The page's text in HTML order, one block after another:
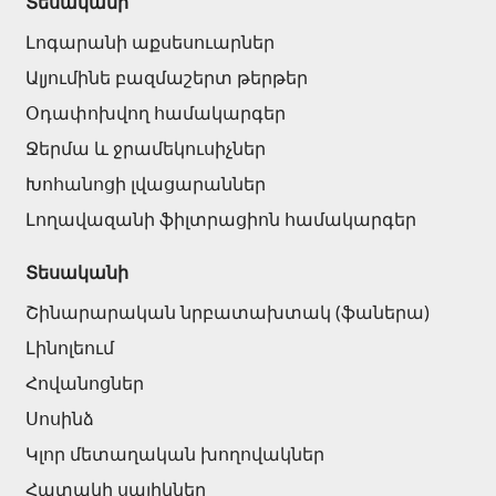
Լողավազանի աստիճաններ
Լողավազանի համակարգեր
Լողավազանի ֆիլտրացիոն համակարգեր
Խողովակներ և թիթեղներ
Քառանկյուն մետաղական խողովակներ(17)
Ցինկապատ թիթեղներ
PVC խողովակներ և կցամասեր(46)
Բոլորը
Սալիկների եզրաձողեր
Ալյումինե պրոֆիլներ
Լոգարանի աքսեսուարներ
Ալյումինե բազմաշերտ թերթեր
Օդափոխվող համակարգեր
Ջերմա և ջրամեկուսիչներ
Խոհանոցի լվացարաններ
Լողավազանի ֆիլտրացիոն համակարգեր
Տեսականի
Շինարարական նրբատախտակ (ֆաներա)
Լինոլեում
Հովանոցներ
Սոսինձ
Կլոր մետաղական խողովակներ
Հատակի սալիկներ